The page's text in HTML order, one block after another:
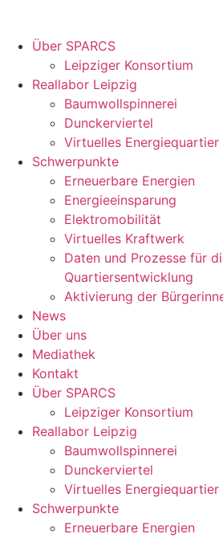
Über SPARCS
Leipziger Konsortium
Reallabor Leipzig
Baumwollspinnerei
Dunckerviertel
Virtuelles Energiequartier
Schwerpunkte
Erneuerbare Energien
Energieeinsparung
Elektromobilität
Virtuelles Kraftwerk
Daten und Prozesse für
Quartiersentwicklung
Aktivierung der
News
Über uns
Mediathek
Kontakt
Über SPARCS
Leipziger Konsortium
Reallabor Leipzig
Baumwollspinnerei
Dunckerviertel
Virtuelles Energiequartier
Schwerpunkte
Erneuerbare Energien